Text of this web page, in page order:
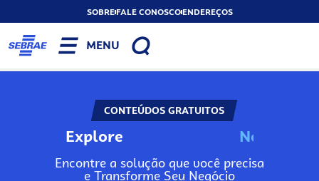
SOBREFALE CONOSCOENDEREÇOS
MENU
CONTEÚDOS GRATUITOS
Explore N
Encontre a solução que você precisa
e Transforme Seu Negócio